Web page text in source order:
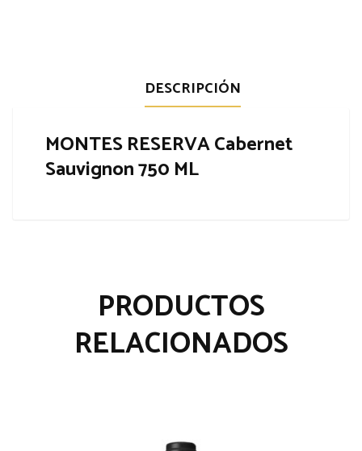
DESCRIPCIÓN
MONTES RESERVA Cabernet
Sauvignon 750 ML
PRODUCTOS
RELACIONADOS